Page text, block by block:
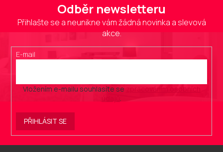
Odběr newsletteru
Přihlašte se a neunikne vám žádná novinka a slevová
akce.
E-mail
Vložením e-mailu souhlasíte se zpracováním osobních
.
PŘIHLÁSIT SE